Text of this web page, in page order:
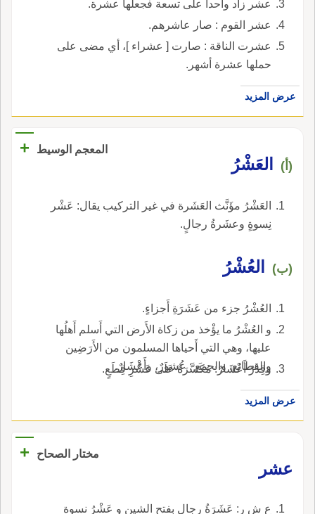
عشر زاد واحدا على تسعة فجعلها عشرة.
عشر القوم : صار عاشرهم.
عشرت الناقة : صارت [ عشراء ]، أي مضى على
حملها عشرة أشهر.
عرض المزيد
المعجم الوسيط +
(أ) العَشْرُ
العَشْرُ مؤَنَّث العَشَرة في غير التركيب يقال: عَشْر
نِسوةٍ وعشَرةُ رجالٍ.
(ب) العُشْرُ
العُشْرُ جزء من عَشَرَةِ أَجزاءٍ.
و العُشْرُ ما يؤْخذ من زكاة الأَرض التي أَسلم أَهلُها
عليها، وهي التي أَحياها المسلمون من الأَرَضِين
والقطائع. والجمع : عُشورٌ، وأَعْشَارٌ.
وقِدْرٌ أَعْشَارٌ: مُكَسَّرَةٌ عَلَى عَشْرِ قِطَعٍ.
عرض المزيد
مختار الصحاح
+
عشر
ع ش ر: عَشَرَةُ رجال بفتح الشين و عَشْرُ نسوة